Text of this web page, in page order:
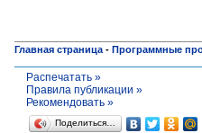
Главная страница - Программные
Распечатать »
Правила публикации »
Рекомендовать »
Поделиться…